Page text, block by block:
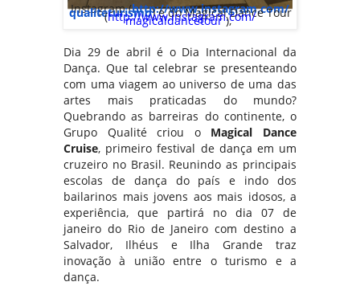
Instagram (http://www.instagram.com/
qualiteturismo) e do Magical Dance Tour
(http://www.instagram.com/
magicaldancetour),
Dia 29 de abril é o Dia Internacional da
Dança. Que tal celebrar se presenteando
com uma viagem ao universo de uma das
artes mais praticadas do mundo?
Quebrando as barreiras do continente, o
Grupo Qualité criou o Magical Dance
Cruise, primeiro festival de dança em um
cruzeiro no Brasil. Reunindo as principais
escolas de dança do país e indo dos
bailarinos mais jovens aos mais idosos, a
experiência, que partirá no dia 07 de
janeiro do Rio de Janeiro com destino a
Salvador, Ilhéus e Ilha Grande traz
inovação à união entre o turismo e a
dança.